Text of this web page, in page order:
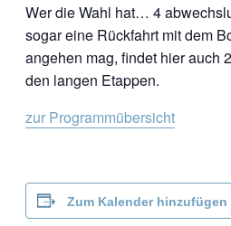
Wer die Wahl hat… 4
sogar eine Rückfahrt mit dem
angehen mag, findet hier auch
den langen Etappen.
zur Programmübersicht
Zum Kalender hinzufügen